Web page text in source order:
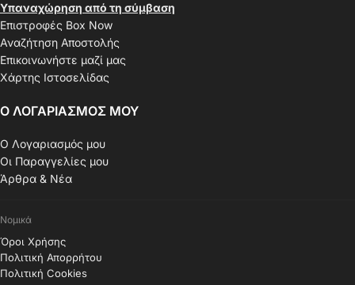
Υπαναχώρηση από τη σύμβαση
Επιστροφές Box Now
Αναζήτηση Αποστολής
Επικοινωνήστε μαζί μας
Χάρτης Ιστοσελίδας
Ο ΛΟΓΑΡΙΑΣΜΟΣ ΜΟΥ
Ο Λογαριασμός μου
Οι Παραγγελίες μου
Άρθρα & Νέα
Νομικά
Όροι Χρήσης
Πολιτική Απορρήτου
Πολιτική Cookies